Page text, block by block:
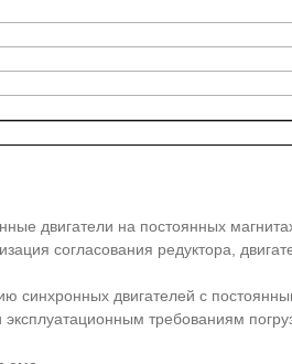
двигатели на постоянных
согласования редуктора,
синхронных двигателей с
требованиям